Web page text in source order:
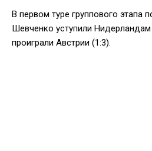
В первом туре группового этапа
Шевченко уступили
проиграли Австрии (1:3).